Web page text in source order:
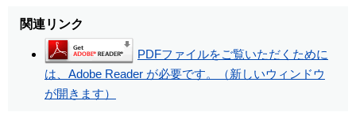
関連リンク
PDFファイルをご覧いただくために
は、Adobe Reader が必要です。（新しいウィンドウ
が開きます）